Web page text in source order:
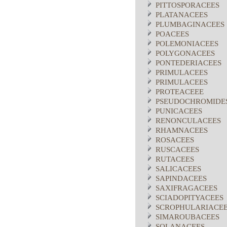
PITTOSPORACEES
PLATANACEES
PLUMBAGINACEES
POACEES
POLEMONIACEES
POLYGONACEES
PONTEDERIACEES
PRIMULACEES
PRIMULACEES
PROTEACEEE
PUNICACEES
RENONCULACEES
RHAMNACEES
ROSACEES
RUSCACEES
RUTACEES
SALICACEES
SAPINDACEES
SAXIFRAGACEES
SCIADOPITYACEES
SIMAROUBACEES